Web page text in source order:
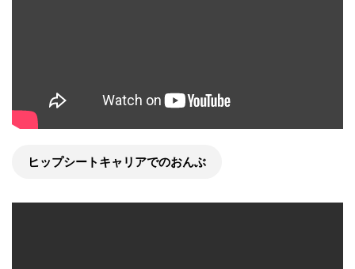
ヒップシートキャリアでのおんぶ